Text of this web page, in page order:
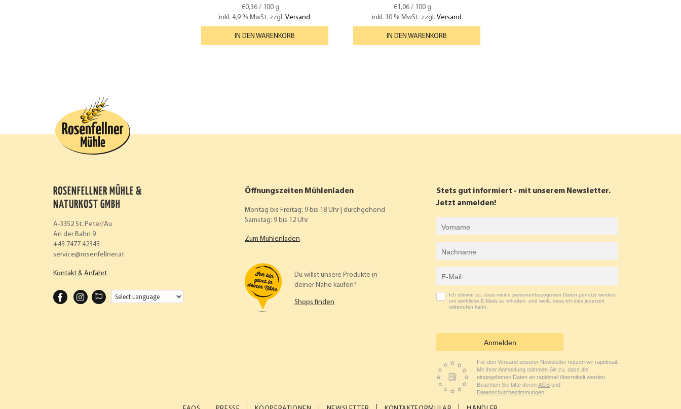
€0,36 / 100 g
inkl. 4,9 % MwSt. zzgl. Versand
IN DEN WARENKORB
€1,06 / 100 g
inkl. 10 % MwSt. zzgl. Versand
IN DEN WARENKORB
ROSENFELLNER MÜHLE &
NATURKOST GMBH
A-3352 St. Peter/Au
An der Bahn 9
+43 7477 42343
service
rosenfellner.at
Kontakt & Anfahrt
F I
Öffnungszeiten Mühlenladen
Montag bis Freitag: 9 bis 18 Uhr | durchgehend
Samstag: 9 bis 12 Uhr
Zum Mühlenladen
Du willst unsere Produkte in
deiner Nähe kaufen?
Shops finden
Stets gut informiert - mit unserem Newsletter.
Jetzt anmelden!
Ich stimme zu, dass meine personenbezogenen Daten genutzt werden,
um werbliche E-Mails zu erhalten, und weiß, dass ich dies jederzeit
widerrufen kann.
Anmelden
Für den Versand unserer Newsletter nutzen wir rapidmail.
Mit Ihrer Anmeldung stimmen Sie zu, dass die
eingegebenen Daten an rapidmail übermittelt werden.
Beachten Sie bitte deren AGB und
Datenschutzbestimmungen